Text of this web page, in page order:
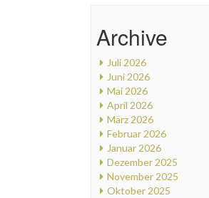
Archive
Juli 2026
Juni 2026
Mai 2026
April 2026
März 2026
Februar 2026
Januar 2026
Dezember 2025
November 2025
Oktober 2025